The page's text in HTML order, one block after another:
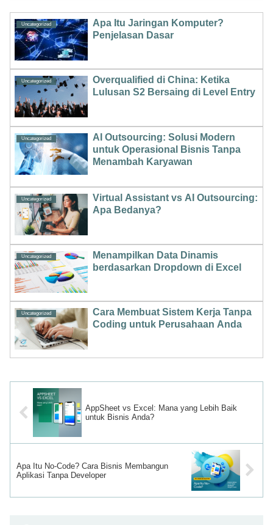
Uncategorized
Apa Itu Jaringan Komputer?
Penjelasan Dasar
Uncategorized
Overqualified di China: Ketika
Lulusan S2 Bersaing di Level Entry
Uncategorized
AI Outsourcing: Solusi Modern
untuk Operasional Bisnis Tanpa
Menambah Karyawan
Uncategorized
Virtual Assistant vs AI Outsourcing:
Apa Bedanya?
Uncategorized
Menampilkan Data Dinamis
berdasarkan Dropdown di Excel
Uncategorized
Cara Membuat Sistem Kerja Tanpa
Coding untuk Perusahaan Anda
AppSheet vs Excel: Mana yang Lebih Baik
untuk Bisnis Anda?
Apa Itu No-Code? Cara Bisnis Membangun
Aplikasi Tanpa Developer